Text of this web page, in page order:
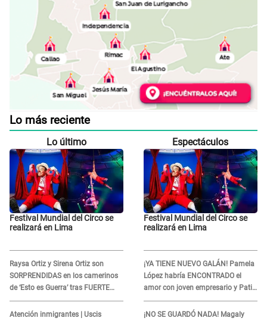
Lo más reciente
Lo último
Festival Mundial del Circo se
realizará en Lima
Raysa Ortiz y Sirena Ortiz son
SORPRENDIDAS en los camerinos
de ‘Esto es Guerra’ tras FUERTE
ENFRENTAMIENTO con Gabriel
Moisés: “Gracias”
Atención inmigrantes | Uscis
Espectáculos
Festival Mundial del Circo se
realizará en Lima
¡YA TIENE NUEVO GALÁN! Pamela
López habría ENCONTRADO el
amor con joven empresario y Pati
Lorena la ECHA en VIVO
¡NO SE GUARDÓ NADA! Magaly